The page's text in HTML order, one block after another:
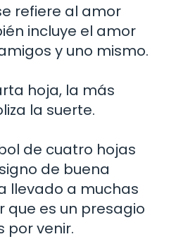
refiere al amor
incluye el amor
y uno mismo.
hoja, la más
la suerte.
de cuatro hojas
de buena
llevado a muchas
que es un presagio
por venir.